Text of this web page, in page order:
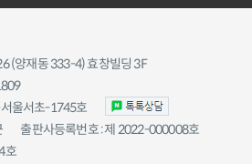
(양재동 333-4) 효창빌딩 3F
울서초-1745호
출판사등록번호 : 제 2022-000008호
호